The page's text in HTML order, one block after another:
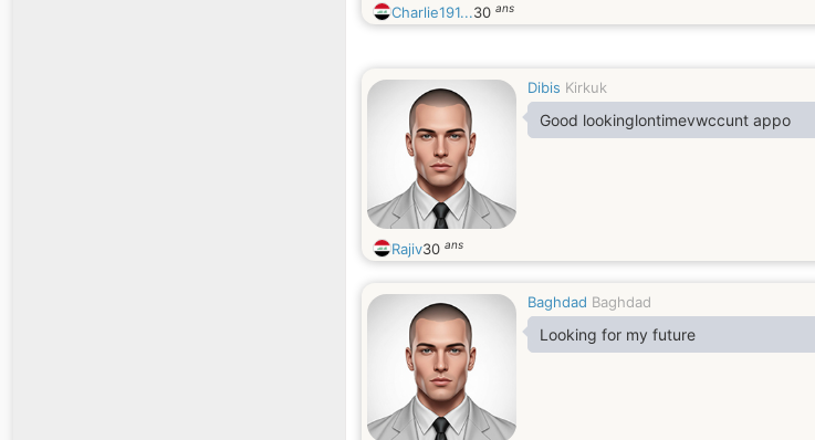
Charlie191...30 ans
Dibis Kirkuk
Good lookinglontimevwccunt appo
Rajiv30 ans
Baghdad Baghdad
Looking for my future